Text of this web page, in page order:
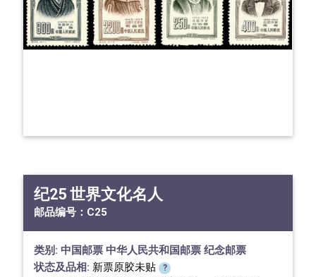
纪25 世界文化名人
邮品编号： C25
类别: 中国邮票 中华人民共和国邮票 纪念邮票
状态及品相: 新票原胶未贴 ?